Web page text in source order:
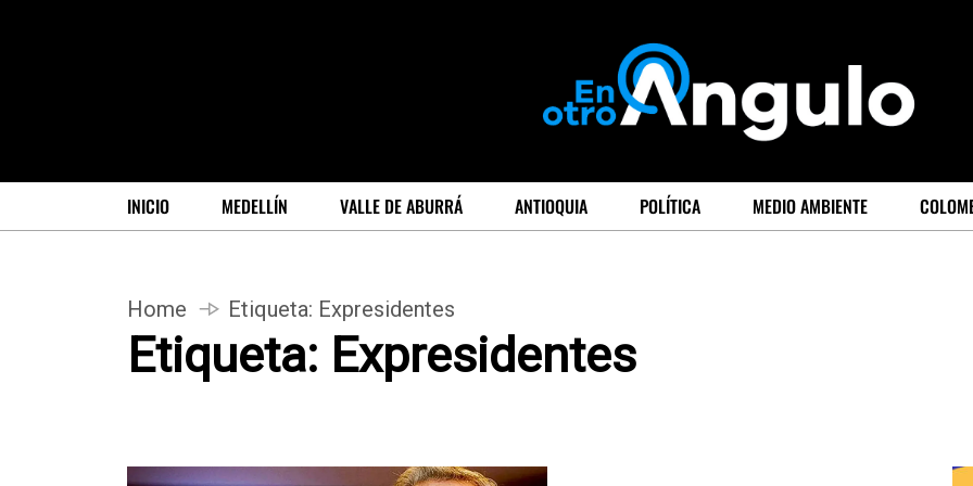
INICIO MEDELLÍN VALLE DE ABURRÁ ANTIOQUIA POLÍTICA MEDIO AMBIENTE
Home Etiqueta: Expresidentes
Etiqueta: Expresidentes